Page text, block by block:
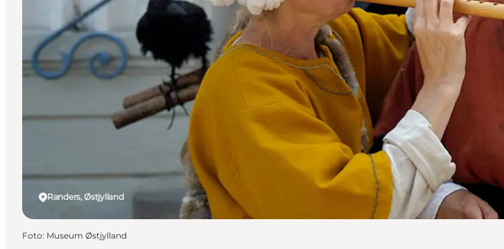
Randers, Østjylland
Foto: Museum Østjylland